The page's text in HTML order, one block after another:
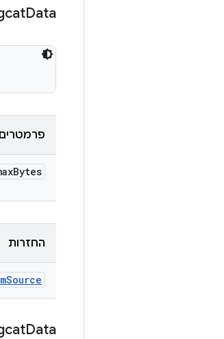
Data
פרמטרים
Bytes
החזרות
Source
Data